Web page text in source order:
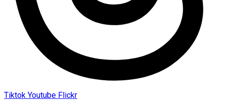
Tiktok Youtube Flickr